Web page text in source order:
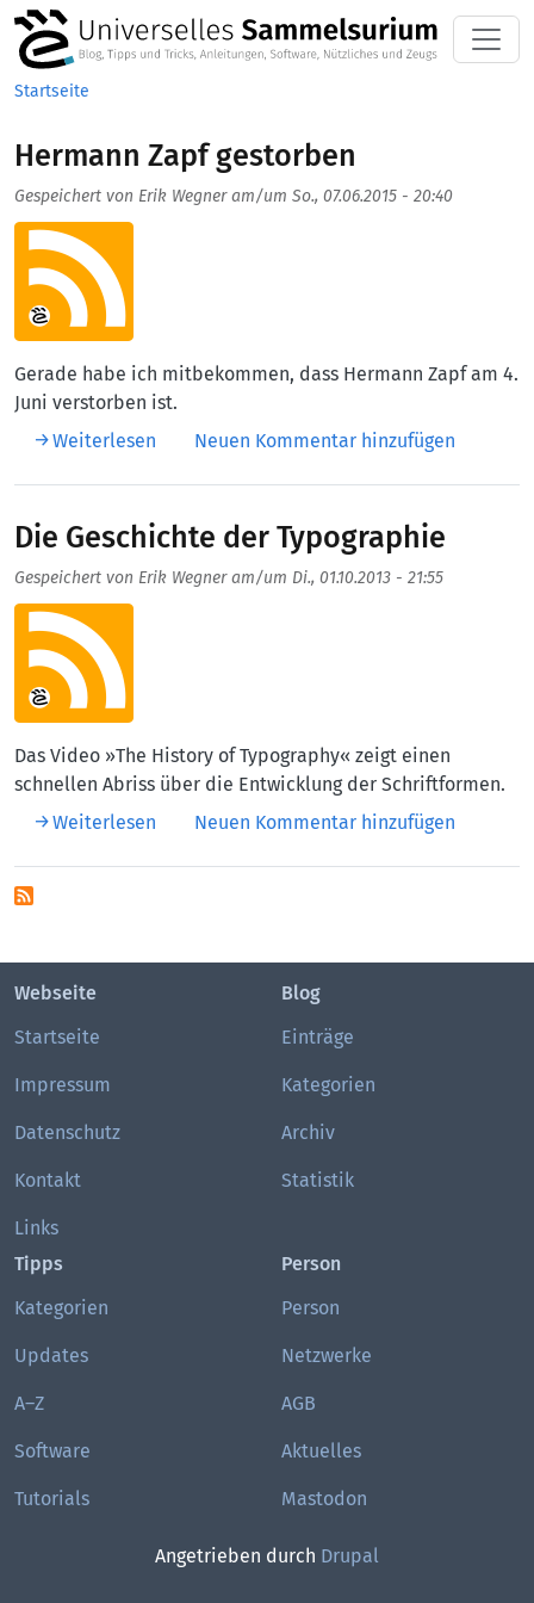
Direkt zum Inhalt
Startseite
Hermann Zapf gestorben
Gespeichert von Erik Wegneram/um So., 07.06.2015 - 20:40
Aufmacherbild
Gerade habe ich mitbekommen, dass Hermann Zapf am 4.
Juni verstorben ist.
Weiterlesen über Hermann Zapf gestorben
Neuen Kommentar hinzufügen
Die Geschichte der Typographie
Gespeichert von Erik Wegneram/um Di., 01.10.2013 - 21:55
Aufmacherbild
Das Video »The History of Typography« zeigt einen
schnellen Abriss über die Entwicklung der Schriftformen.
Weiterlesen über Die Geschichte der Typographie
Neuen Kommentar hinzufügen
Webseite
Startseite
Impressum
Datenschutz
Kontakt
Links
Blog
Einträge
Kategorien
Archiv
Statistik
Tipps
Kategorien
Updates
A–Z
Software
Tutorials
Person
Person
Netzwerke
AGB
Aktuelles
Mastodon
Angetrieben durch Drupal